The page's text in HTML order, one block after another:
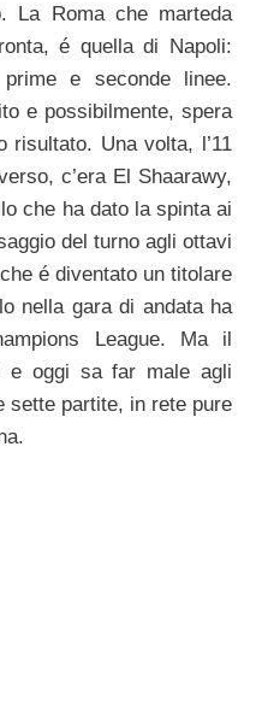
La Roma che marteda
é quella di Napoli:
e seconde linee.
e possibilmente, spera
risultato. Una volta, l’11
c’era El Shaarawy,
che ha dato la spinta ai
del turno agli ottavi
é diventato un titolare
nella gara di andata ha
League. Ma il
e oggi sa far male agli
sette partite, in rete pure